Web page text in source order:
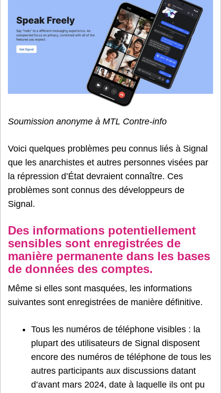
Soumission anonyme à MTL Contre-info
Voici quelques problèmes peu connus liés à Signal
que les anarchistes et autres personnes visées par
la répression d’État devraient connaître. Ces
problèmes sont connus des développeurs de
Signal.
Des informations potentiellement
sensibles sont enregistrées de
manière permanente dans les bases
de données des comptes.
Même si elles sont masquées, les informations
suivantes sont enregistrées de manière définitive.
Tous les numéros de téléphone visibles : la
plupart des utilisateurs de Signal disposent
encore des numéros de téléphone de tous les
autres participants aux discussions datant
d’avant mars 2024, date à laquelle ils ont pu